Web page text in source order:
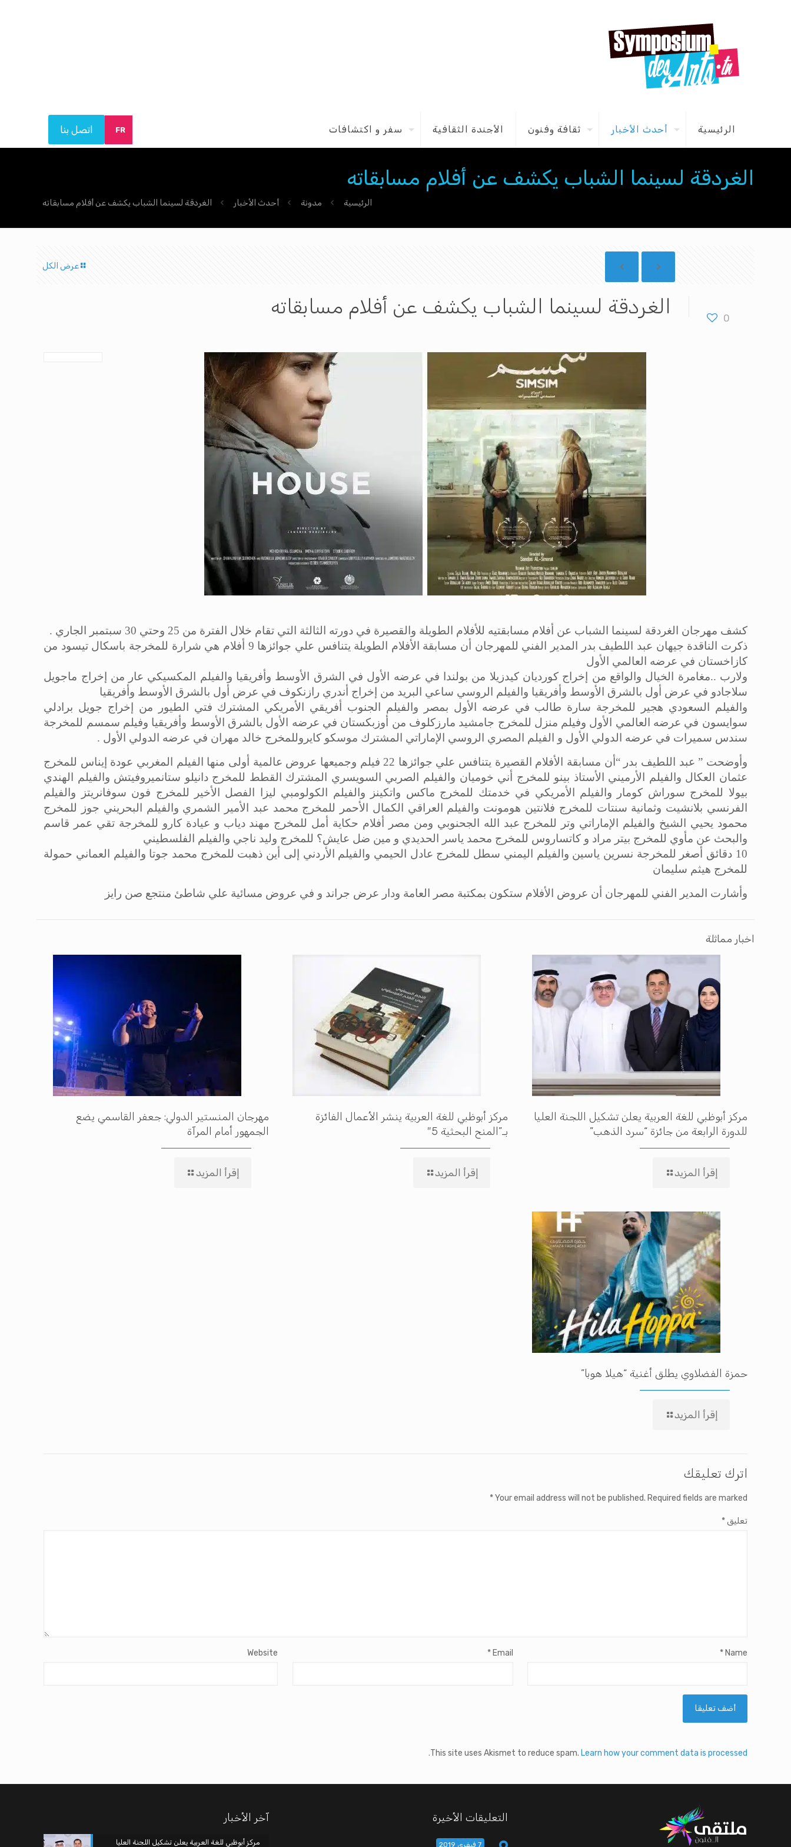
الرئيسية أحدث الأخبار ثقافة وفنون الأجندة الثقافية سفر و اكتشافات FR اتصل بنا
الغردقة لسينما الشباب يكشف عن أفلام مسابقاته
الرئيسية مدونة أحدث الأخبار الغردقة لسينما الشباب يكشف عن أفلام مسابقاته
عرض الكل
0 الغردقة لسينما الشباب يكشف عن أفلام مسابقاته
كشف مهرجان الغردقة لسينما الشباب عن أفلام مسابقتيه للأفلام الطويلة والقصيرة في دورته الثالثة التي تقام خلال الفترة من 25 وحتي 30 سبتمبر الجاري .
ذكرت الناقدة جيهان عبد اللطيف بدر المدير الفني للمهرجان أن مسابقة الأفلام الطويلة يتنافس علي جوائزها 9 أفلام هي شرارة للمخرجة باسكال تيسود من
كازاخستان في عرضه العالمي الأول
ولارب ..مغامرة الخيال والواقع من إخراج كورديان كيدزيلا من بولندا في عرضه الأول في الشرق الأوسط وأفريقيا والفيلم المكسيكي عار من إخراج ماجويل
سلاجادو في عرض أول بالشرق الأوسط وأفريقيا والفيلم الروسي ساعي البريد من إخراج أندري رازنكوف في عرض أول بالشرق الأوسط وأفريقيا
والفيلم السعودي هجير للمخرجة سارة طالب في عرضه الأول بمصر والفيلم الجنوب أفريقي الأمريكي المشترك فتي الطيور من إخراج جويل برادلي
سوايسون في عرضه العالمي الأول وفيلم منزل للمخرج جامشيد مارزكلوف من أوزبكستان في عرضه الأول بالشرق الأوسط وأفريقيا وفيلم سمسم للمخرجة
سندس سميرات في عرضه الدولي الأول و الفيلم المصري الروسي الإماراتي المشترك موسكو كايروللمخرج خالد مهران في عرضه الدولي الأول .
وأوضحت ” عبد اللطيف بدر “أن مسابقة الأفلام القصيرة يتنافس علي جوائزها 22 فيلم وجميعها عروض عالمية أولى منها الفيلم المغربي عودة إيناس للمخرج
عثمان العكال والفيلم الأرميني الأستاذ بينو للمخرج أني خوميان والفيلم الصربي السويسري المشترك القطط للمخرج دانيلو ستانميروفيتش والفيلم الهندي
بيولا للمخرج سوراش كومار والفيلم الأمريكي في خدمتك للمخرج ماكس واتكينز والفيلم الكولومبي ليزا الفصل الأخير للمخرج فون سوفانريتز والفيلم
الفرنسي بلانشيت وثمانية سنتات للمخرج فلانتين هومونت والفيلم العراقي الكمال الأحمر للمخرج محمد عبد الأمير الشمري والفيلم البحريني جوز للمخرج
محمود يحيي الشيخ والفيلم الإماراتي وتر للمخرج عبد الله الجحنوبي ومن مصر أفلام حكاية أمل للمخرج مهند دياب و عيادة كارو للمخرجة تقي عمر قاسم
والبحث عن مأوي للمخرج بيتر مراد و كاتساروس للمخرج محمد ياسر الحديدي و مين ضل عايش؟ للمخرج وليد ناجي والفيلم الفلسطيني
10 دقائق أصغر للمخرجة نسرين ياسين والفيلم اليمني سطل للمخرج عادل الحيمي والفيلم الأردني إلى أين ذهبت للمخرج محمد جوتا والفيلم العماني حمولة
للمخرج هيثم سليمان
وأشارت المدير الفني للمهرجان أن عروض الأفلام ستكون بمكتبة مصر العامة ودار عرض جراند و في عروض مسائية علي شاطئ منتجع صن رايز
اخبار مماثلة
مركز أبوظبي للغة العربية يعلن تشكيل اللجنة العليا
للدورة الرابعة من جائزة “سرد الذهب”
إقرأ المزيد
مركز أبوظبي للغة العربية ينشر الأعمال الفائزة
بـ”المنح البحثية 5″
إقرأ المزيد
مهرجان المنستير الدولي: جعفر القاسمي يضع
الجمهور أمام المرآة
إقرأ المزيد
حمزة الفضلاوي يطلق أغنية “هيلا هوبا”
إقرأ المزيد
اترك تعليقك
Your email address will not be published. Required fields are marked
*
تعليق *
Name
*
Email
*
Website
This site uses Akismet to reduce spam. Learn how your comment data is processed.
التعليقات الأخيرة
7 فيفري 2019
آخر الأخبار
مركز أبوظبي للغة العربية يعلن تشكيل اللجنة العليا